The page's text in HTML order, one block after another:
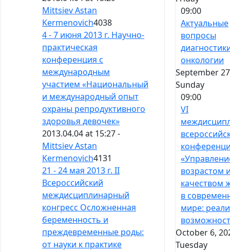
Mittsiev Astan
Kermenovich4038
4 - 7 июня 2013 г. Научно-
практическая
конференция с
международным
участием «Национальный
и международный опыт
охраны репродуктивного
здоровья девочек»
2013.04.04 at 15:27 -
Mittsiev Astan
Kermenovich4131
21 - 24 мая 2013 г. II
Всероссийский
междисциплинарный
конгресс Осложненная
беременность и
преждевременные роды:
от науки к практике
09:00
Актуальные
вопросы
онкологии
September
Sunday
09:00
VI
возрастом
качеством
в
мире:
October 6,
Tuesday